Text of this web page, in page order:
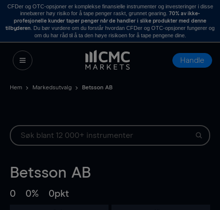
CFDer og OTC-opsjoner er komplekse finansielle instrumenter og investeringer i disse
innebærer høy risiko for å tape penger raskt, grunnet gearing. 70% av ikke-
profesjonelle kunder taper penger når de handler i slike produkter med denne
tilbyderen . Du bør vurdere om du forstår hvordan CFDer og OTC-opsjoner fungerer og
om du har råd til å ta den høye risikoen for å tape pengene dine.
Handle
Hem Markedsutvalg Betsson AB
Betsson AB
0 0% 0pkt